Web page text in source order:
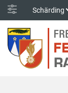
Schärding